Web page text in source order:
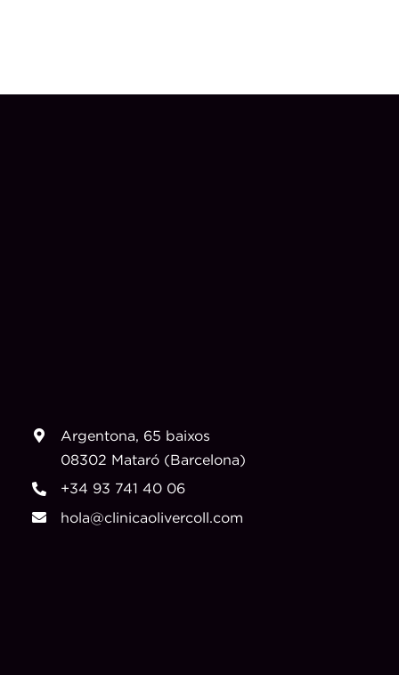
Argentona, 65 baixos
08302 Mataró (Barcelona)
+34 93 741 40 06
hola@clinicaolivercoll.com